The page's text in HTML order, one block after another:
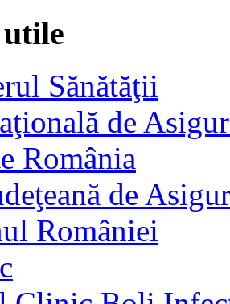
Sănătăţii
de
România
de
României